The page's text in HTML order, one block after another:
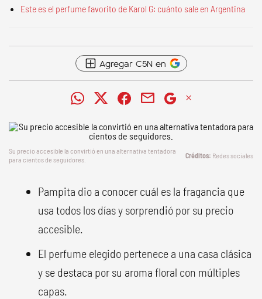
Este es el perfume favorito de Karol G: cuánto sale en Argentina
Agregar C5N en
Su precio accesible la convirtió en una alternativa tentadora
para cientos de seguidores.
Redes sociales
Pampita dio a conocer cuál es la fragancia que
usa todos los días y sorprendió por su precio
accesible.
El perfume elegido pertenece a una casa clásica
y se destaca por su aroma floral con múltiples
capas.